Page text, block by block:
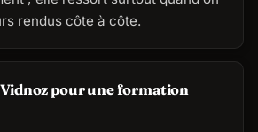
rendus côte à côte.
pour une formation